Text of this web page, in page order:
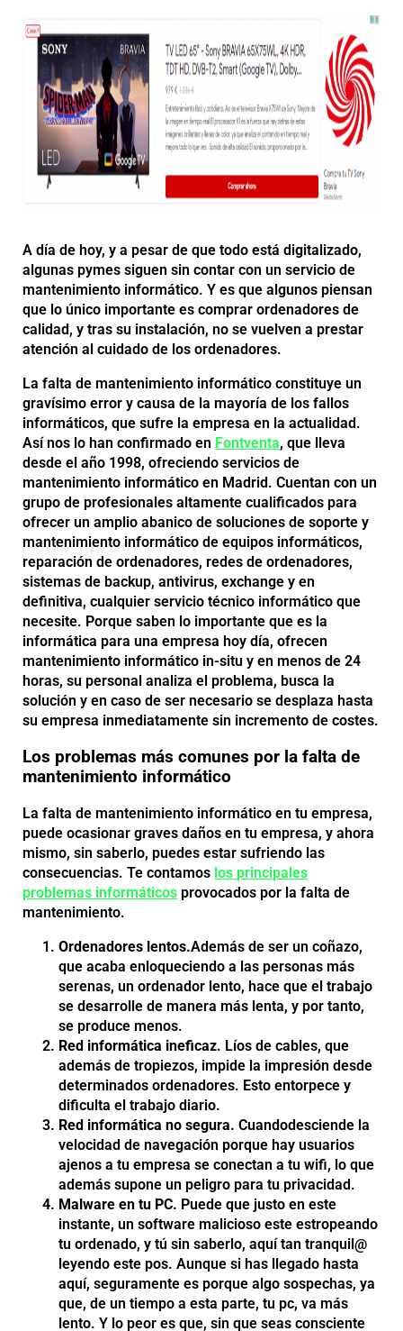
A día de hoy, y a pesar de que todo está digitalizado,
algunas pymes siguen sin contar con un servicio de
mantenimiento informático. Y es que algunos piensan
que lo único importante es comprar ordenadores de
calidad, y tras su instalación, no se vuelven a prestar
atención al cuidado de los ordenadores.
La falta de mantenimiento informático constituye un
gravísimo error y causa de la mayoría de los fallos
informáticos, que sufre la empresa en la actualidad.
Así nos lo han confirmado en Fontventa, que lleva
desde el año 1998, ofreciendo servicios de
mantenimiento informático en Madrid. Cuentan con un
grupo de profesionales altamente cualificados para
ofrecer un amplio abanico de soluciones de soporte y
mantenimiento informático de equipos informáticos,
reparación de ordenadores, redes de ordenadores,
sistemas de backup, antivirus, exchange y en
definitiva, cualquier servicio técnico informático que
necesite. Porque saben lo importante que es la
informática para una empresa hoy día, ofrecen
mantenimiento informático in-situ y en menos de 24
horas, su personal analiza el problema, busca la
solución y en caso de ser necesario se desplaza hasta
su empresa inmediatamente sin incremento de costes.
Los problemas más comunes por la falta de
mantenimiento informático
La falta de mantenimiento informático en tu empresa,
puede ocasionar graves daños en tu empresa, y ahora
mismo, sin saberlo, puedes estar sufriendo las
consecuencias. Te contamos los principales
problemas informáticos provocados por la falta de
mantenimiento.
Ordenadores lentos.Además de ser un coñazo,
que acaba enloqueciendo a las personas más
serenas, un ordenador lento, hace que el trabajo
se desarrolle de manera más lenta, y por tanto,
se produce menos.
Red informática ineficaz. Líos de cables, que
además de tropiezos, impide la impresión desde
determinados ordenadores. Esto entorpece y
dificulta el trabajo diario.
Red informática no segura.Cuandodesciende la
velocidad de navegación porque hay usuarios
ajenos a tu empresa se conectan a tu wifi, lo que
además supone un peligro para tu privacidad.
Malware en tu PC. Puede que justo en este
instante,un software malicioso este estropeando
tu ordenado, y tú sin saberlo, aquí tan tranquil@
leyendo este pos. Aunque si has llegado hasta
aquí, seguramente es porque algo sospechas, ya
que, de un tiempo a esta parte, tu pc, va más
lento. Y lo peor es que, sin que seas consciente